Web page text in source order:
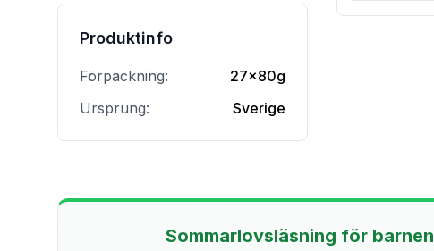
Produktinfo
Förpackning:
27x80g
Ursprung:
Sverige
Sommarlovsläsning för barnen